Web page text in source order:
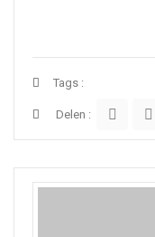
Tags :
Delen :